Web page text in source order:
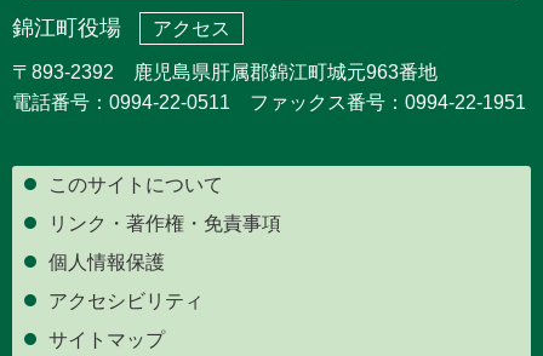
錦江町役場 アクセス
〒893-2392 鹿児島県肝属郡錦江町城元963番地
電話番号：0994-22-0511 ファックス番号：0994-22-1951
このサイトについて
リンク・著作権・免責事項
個人情報保護
アクセシビリティ
サイトマップ